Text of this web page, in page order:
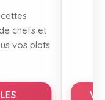
chefs et
vos plats